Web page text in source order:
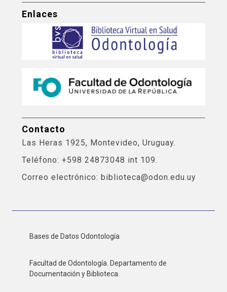
Enlaces
Contacto
Las Heras 1925, Montevideo, Uruguay.
Teléfono: +598 24873048 int 109.
Correo electrónico: biblioteca@odon.edu.uy
Bases de Datos Odontología
Facultad de Odontología. Departamento de
Documentación y Biblioteca.